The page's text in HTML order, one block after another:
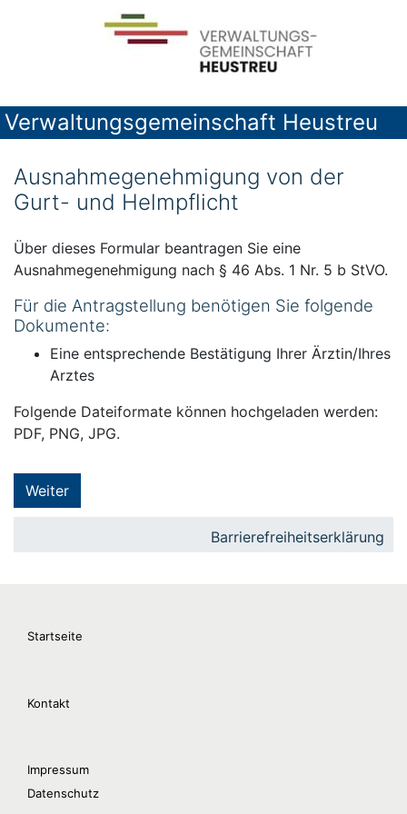
Verwaltungsgemeinschaft Heustreu
Ausnahmegenehmigung von der
Gurt- und Helmpflicht
Über dieses Formular beantragen Sie eine
Ausnahmegenehmigung nach § 46 Abs. 1 Nr. 5 b StVO.
Für die Antragstellung benötigen Sie folgende
Dokumente:
Eine entsprechende Bestätigung Ihrer Ärztin/Ihres
Arztes
Folgende Dateiformate können hochgeladen werden:
PDF, PNG, JPG.
Weiter
Barrierefreiheitserklärung
Startseite
Kontakt
Impressum
Datenschutz